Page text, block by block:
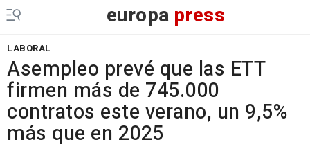
europa press
LABORAL
Asempleo prevé que las ETT
firmen más de 745.000
contratos este verano, un 9,5%
más que en 2025